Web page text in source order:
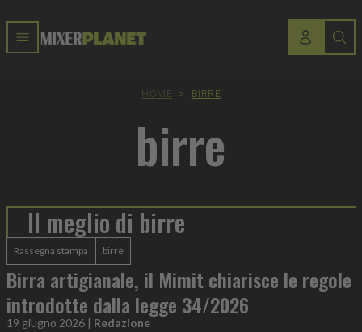
HOME > BIRRE
birre
Il meglio di birre
Rassegna stampa birre
Birra artigianale, il Mimit chiarisce le regole
introdotte dalla legge 34/2026
19 giugno 2026 | Redazione